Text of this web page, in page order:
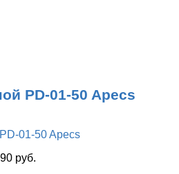
PD-01-50 Apecs
руб.